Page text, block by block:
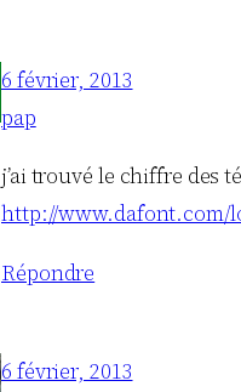
6 février, 2013
pap
j’ai trouvé le chiffre des
http://www.dafont.com/
Répondre
6 février, 2013